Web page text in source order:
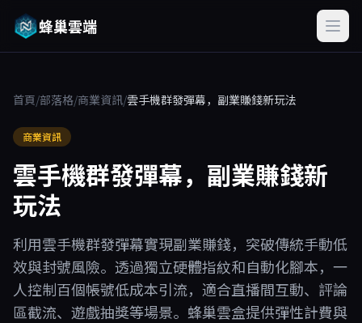
蜂巢雲端
首頁/部落格/商業資訊/雲手機群發彈幕，副業賺錢新玩法
商業資訊
雲手機群發彈幕，副業賺錢新
玩法
利用雲手機群發彈幕實現副業賺錢，突破傳統手動低
效與封號風險。透過獨立硬體指紋和自動化腳本，一
人控制百個帳號低成本引流，適合直播間互動、評論
區截流、遊戲抽獎等場景。蜂巢雲盒提供彈性計費與